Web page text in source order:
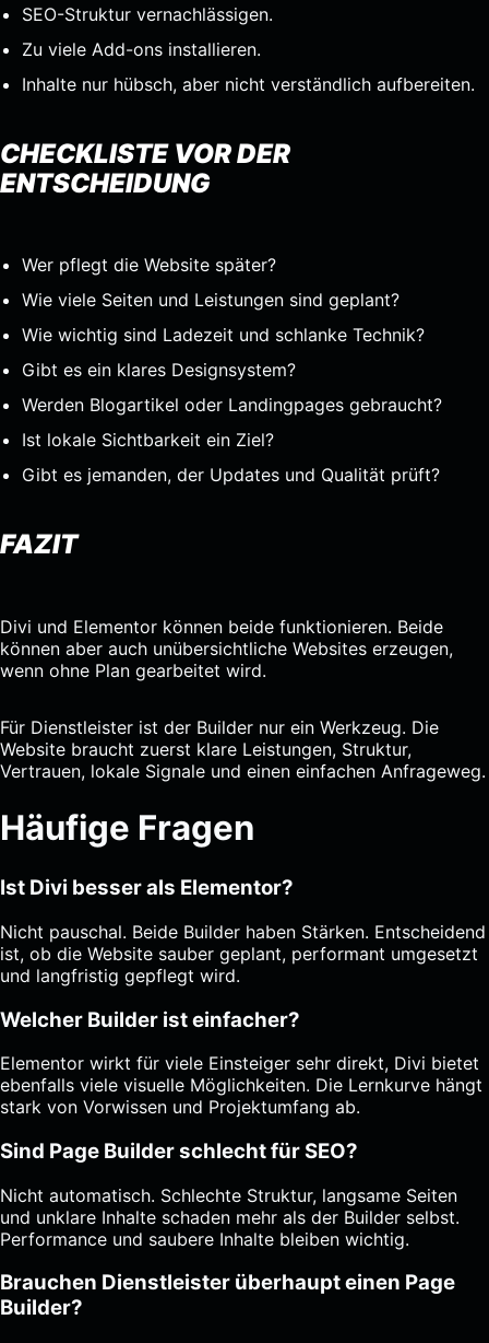
SEO-Struktur vernachlässigen.
Zu viele Add-ons installieren.
Inhalte nur hübsch, aber nicht verständlich aufbereiten.
CHECKLISTE VOR DER
ENTSCHEIDUNG
Wer pflegt die Website später?
Wie viele Seiten und Leistungen sind geplant?
Wie wichtig sind Ladezeit und schlanke Technik?
Gibt es ein klares Designsystem?
Werden Blogartikel oder Landingpages gebraucht?
Ist lokale Sichtbarkeit ein Ziel?
Gibt es jemanden, der Updates und Qualität prüft?
FAZIT
Divi und Elementor können beide funktionieren. Beide
können aber auch unübersichtliche Websites erzeugen,
wenn ohne Plan gearbeitet wird.
Für Dienstleister ist der Builder nur ein Werkzeug. Die
Website braucht zuerst klare Leistungen, Struktur,
Vertrauen, lokale Signale und einen einfachen Anfrageweg.
Häufige Fragen
Ist Divi besser als Elementor?
Nicht pauschal. Beide Builder haben Stärken. Entscheidend
ist, ob die Website sauber geplant, performant umgesetzt
und langfristig gepflegt wird.
Welcher Builder ist einfacher?
Elementor wirkt für viele Einsteiger sehr direkt, Divi bietet
ebenfalls viele visuelle Möglichkeiten. Die Lernkurve hängt
stark von Vorwissen und Projektumfang ab.
Sind Page Builder schlecht für SEO?
Nicht automatisch. Schlechte Struktur, langsame Seiten
und unklare Inhalte schaden mehr als der Builder selbst.
Performance und saubere Inhalte bleiben wichtig.
Brauchen Dienstleister überhaupt einen Page
Builder?